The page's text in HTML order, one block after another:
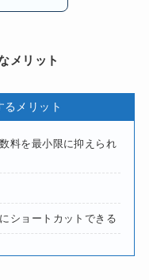
メリット
るメリット
料を最小限に抑えられ
ショートカットできる